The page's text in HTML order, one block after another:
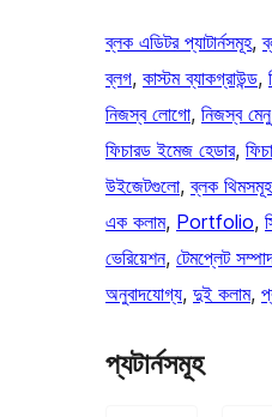
ব্লক এডিটর প্যাটার্নসমূহ,
ব্লগ, কাস্টম ব্যাকগ্রাউন্ড,
নিজস্ব লোগো, নিজস্ব মেনু
ফিচারড ইমেজ হেডার,
উইজেটগুলো, ব্লক থিমসমূহ
এক কলাম, Portfolio,
ভেরিয়েশন, টেমপ্লেট
অনুবাদযোগ্য, দুই কলাম,
প্যটার্নসমূহ